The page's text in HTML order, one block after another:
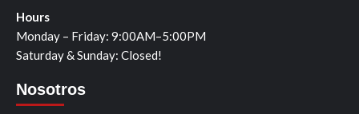
Hours
Monday – Friday: 9:00AM–5:00PM
Saturday & Sunday: Closed!
Nosotros